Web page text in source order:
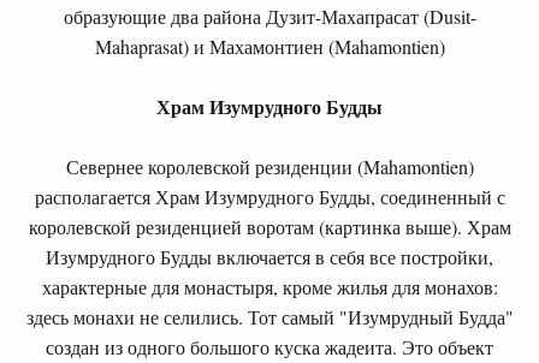
образующие два района Дузит-Махапрасат (Dusit-
Mahaprasat) и Махамонтиен (Mahamontien)
Храм Изумрудного Будды
Севернее королевской резиденции (Mahamontien)
располагается Храм Изумрудного Будды, соединенный с
королевской резиденцией воротам (картинка выше). Храм
Изумрудного Будды включается в себя все постройки,
характерные для монастыря, кроме жилья для монахов:
здесь монахи не селились. Тот самый "Изумрудный Будда"
создан из одного большого куска жадеита. Это объект